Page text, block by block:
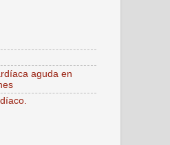
aguda en